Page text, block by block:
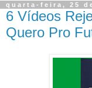
quarta-feira, 25
6 Vídeos
Quero Pro